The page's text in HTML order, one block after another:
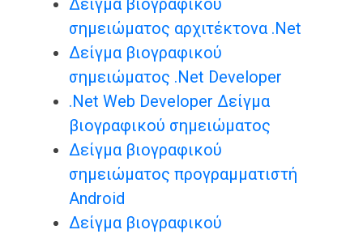
Δείγμα βιογραφικού
σημειώματος αρχιτέκτονα .Net
Δείγμα βιογραφικού
σημειώματος .Net Developer
.Net Web Developer Δείγμα
βιογραφικού σημειώματος
Δείγμα βιογραφικού
σημειώματος προγραμματιστή
Android
Δείγμα βιογραφικού